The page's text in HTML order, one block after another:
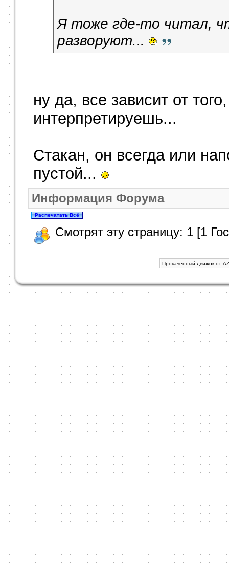
Я тоже где-то читал,
разворуют...
ну да, все зависит от
интерпретируешь...
Стакан, он всегда или
пустой...
Информация Форума
Смотрят эту страницу: 1 [1
Прокаченный движок от